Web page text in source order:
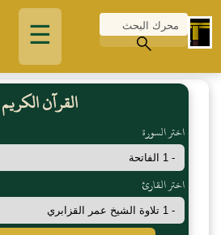
☰
القرآن الكريم
اختر السورة
اختر القارئ